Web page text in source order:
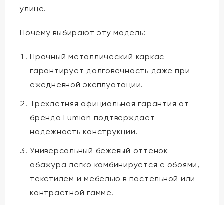
улице.
Почему выбирают эту модель:
Прочный металлический каркас
гарантирует долговечность даже при
ежедневной эксплуатации.
Трехлетняя официальная гарантия от
бренда Lumion подтверждает
надежность конструкции.
Универсальный бежевый оттенок
абажура легко комбинируется с обоями,
текстилем и мебелью в пастельной или
контрастной гамме.